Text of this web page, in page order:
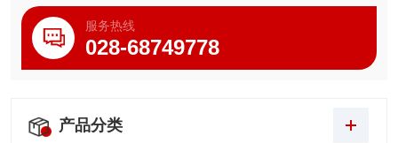
服务热线
028-68749778
产品分类